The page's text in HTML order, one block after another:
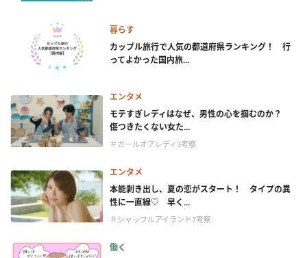
暮らす
カップル旅行で人気の都道府県ランキング！ 行
ってよかった国内旅...
エンタメ
モテすぎレディはなぜ、男性の心を掴むのか？
傷つきたくない女た...
＃ガールオアレディ3考察
エンタメ
本能剥き出し、夏の恋がスタート！ タイプの異
性に一直線♡ 早く...
＃シャッフルアイランド7考察
働く